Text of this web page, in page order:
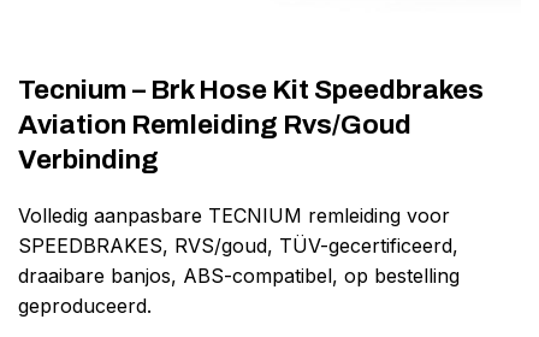
Tecnium – Brk Hose Kit Speedbrakes
Aviation Remleiding Rvs/Goud
Verbinding
Volledig aanpasbare TECNIUM remleiding voor
SPEEDBRAKES, RVS/goud, TÜV-gecertificeerd,
draaibare banjos, ABS-compatibel, op bestelling
geproduceerd.